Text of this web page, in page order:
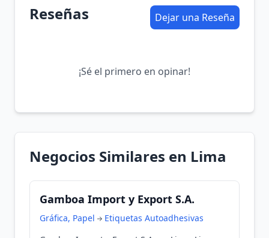
Reseñas Dejar una Reseña
¡Sé el primero en opinar!
Negocios Similares en Lima
Gamboa Import y Export S.A.
Gráfica, Papel
Etiquetas Autoadhesivas